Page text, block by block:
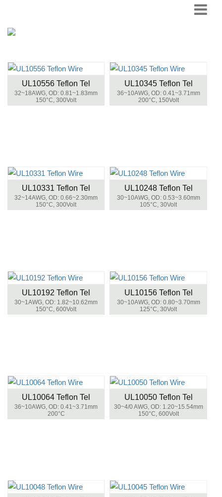
UL10556 Teflon Tel
32~18AWG, OD: 0.81~1.83mm
150°C, 300Volt
UL10345 Teflon Tel
36~10AWG, OD: 0.41~3.71mm
200°C, 150Volt
UL10331 Teflon Tel
32~14AWG, OD: 0.66~2.30mm
150°C, 300Volt
UL10248 Teflon Tel
30~10AWG, OD: 0.53~3.60mm
105°C, 30Volt
UL10192 Teflon Tel
30~1AWG, OD: 1.82~10.62mm
150°C, 600Volt
UL10156 Teflon Tel
30~10AWG, OD: 0.80~3.70mm
125°C, 30Volt
UL10064 Teflon Tel
36~10AWG, OD: 0.41~3.71mm
200°C
UL10050 Teflon Tel
30~4/0 AWG, OD: 1.20~15.54mm
150°C, 600Volt